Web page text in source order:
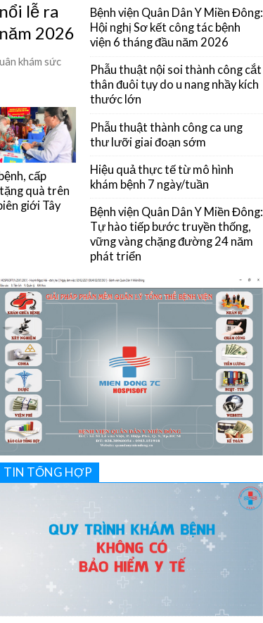
lễ ra
2026
khám sức
cấp
quà trên
giới Tây
Bệnh viện Quân Dân Y Miền Đông:
Hội nghị Sơ kết công tác bệnh
viện 6 tháng đầu năm 2026
Phẫu thuật nội soi thành công cắt
thân đuôi tụy do u nang nhầy kích
thước lớn
Phẫu thuật thành công ca ung
thư lưỡi giai đoạn sớm
Hiệu quả thực tế từ mô hình
khám bệnh 7 ngày/tuần
Bệnh viện Quân Dân Y Miền Đông:
Tự hào tiếp bước truyền thống,
vững vàng chặng đường 24 năm
phát triển
TIN TỔNG HỢP